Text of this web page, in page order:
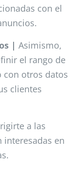
con el
|Asimismo,
el rango de
con otros datos
clientes
a las
interesadas en